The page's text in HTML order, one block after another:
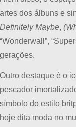
artes dos álbuns e
Definitely Maybe,
“Wonderwall”,
gerações.
Outro destaque é o
pescador
símbolo do estilo
hoje dita moda no